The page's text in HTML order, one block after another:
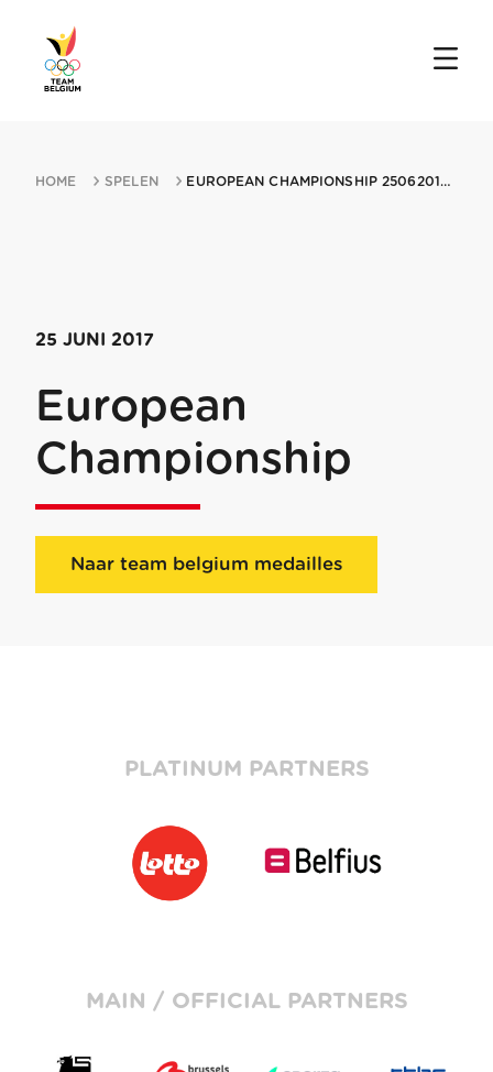
HOME SPELEN EUROPEAN CHAMPIONSHIP 25062017 CZECH REPUBLIC
25 JUNI 2017
European
Championship
Naar team belgium medailles
PLATINUM PARTNERS
MAIN / OFFICIAL PARTNERS